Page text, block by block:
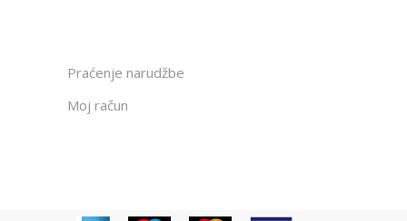
Praćenje narudžbe
Moj račun